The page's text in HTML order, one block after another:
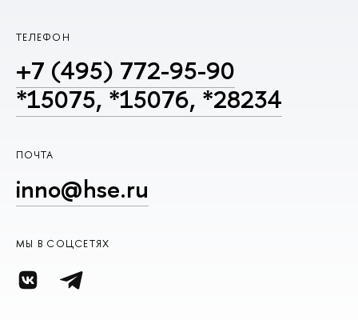
ТЕЛЕФОН
+7 (495) 772-95-90
*15075, *15076, *28234
ПОЧТА
inno@hse.ru
МЫ В СОЦСЕТЯХ